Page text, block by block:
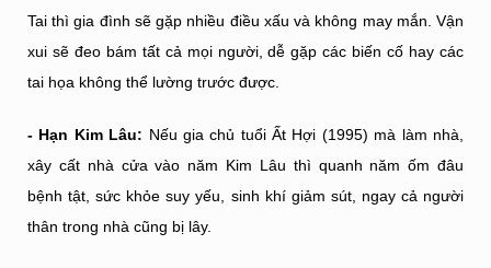
Tai thì gia đình sẽ gặp nhiều điều xấu và không may mắn. Vận
xui sẽ đeo bám tất cả mọi người, dễ gặp các biến cố hay các
tai họa không thể lường trước được.
- Hạn Kim Lâu: Nếu gia chủ tuổi Ất Hợi (1995) mà làm nhà,
xây cất nhà cửa vào năm Kim Lâu thì quanh năm ốm đâu
bệnh tật, sức khỏe suy yếu, sinh khí giảm sút, ngay cả người
thân trong nhà cũng bị lây.